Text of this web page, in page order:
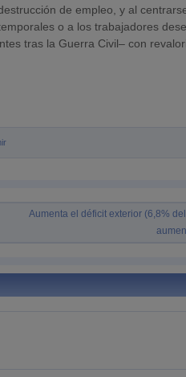
de empleo, y al
o a los trabajadores
tras la Guerra Civil– con
Aumenta el déficit exterior (6,8%